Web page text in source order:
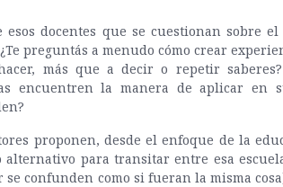
esos docentes que se cuestionan sobre
preguntás a menudo cómo crear
más que a decir o repetir
encuentren la manera de aplicar en
proponen, desde el enfoque de la
alternativo para transitar entre esa
se confunden como si fueran la misma